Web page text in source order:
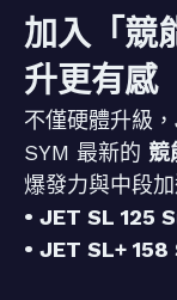
加入「競
升更有感
不僅硬體升級
SYM 最新的 競
爆發力與中段加
• JET SL 125
• JET SL+